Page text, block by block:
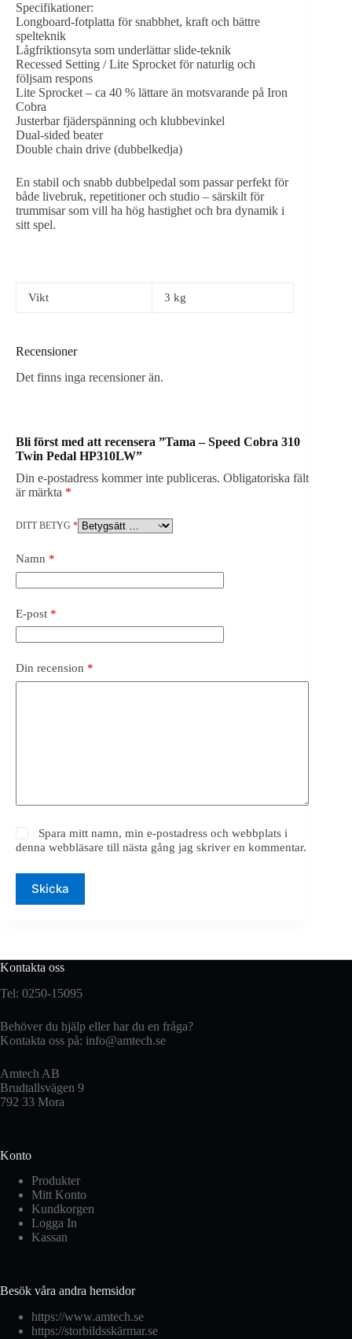
Specifikationer:
Longboard-fotplatta för snabbhet, kraft och bättre
spelteknik
Lågfriktionsyta som underlättar slide-teknik
Recessed Setting / Lite Sprocket för naturlig och
följsam respons
Lite Sprocket – ca 40 % lättare än motsvarande på Iron
Cobra
Justerbar fjäderspänning och klubbevinkel
Dual-sided beater
Double chain drive (dubbelkedja)
En stabil och snabb dubbelpedal som passar perfekt för
både livebruk, repetitioner och studio – särskilt för
trummisar som vill ha hög hastighet och bra dynamik i
sitt spel.
Vikt 3 kg
Recensioner
Det finns inga recensioner än.
Bli först med att recensera ”Tama – Speed Cobra 310
Twin Pedal HP310LW”
Din e-postadress kommer inte publiceras. Obligatoriska fält
är märkta *
DITT BETYG *
Namn *
E-post *
Din recension *
Spara mitt namn, min e-postadress och webbplats i
denna webbläsare till nästa gång jag skriver en kommentar.
Skicka
Kontakta oss
Tel: 0250-15095
Behöver du hjälp eller har du en fråga?
Kontakta oss på: info@amtech.se
Amtech AB
Brudtallsvägen 9
792 33 Mora
Konto
Produkter
Mitt Konto
Kundkorgen
Logga In
Kassan
Besök våra andra hemsidor
https://www.amtech.se
https://storbildsskärmar.se